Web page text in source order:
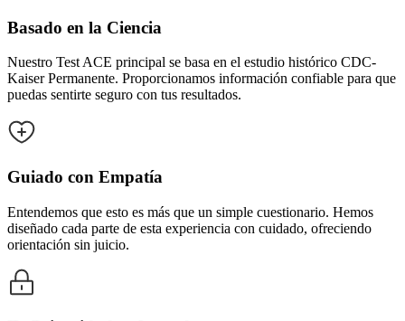
Basado en la Ciencia
Nuestro Test ACE principal se basa en el estudio histórico CDC-
Kaiser Permanente. Proporcionamos información confiable para que
puedas sentirte seguro con tus resultados.
Guiado con Empatía
Entendemos que esto es más que un simple cuestionario. Hemos
diseñado cada parte de esta experiencia con cuidado, ofreciendo
orientación sin juicio.